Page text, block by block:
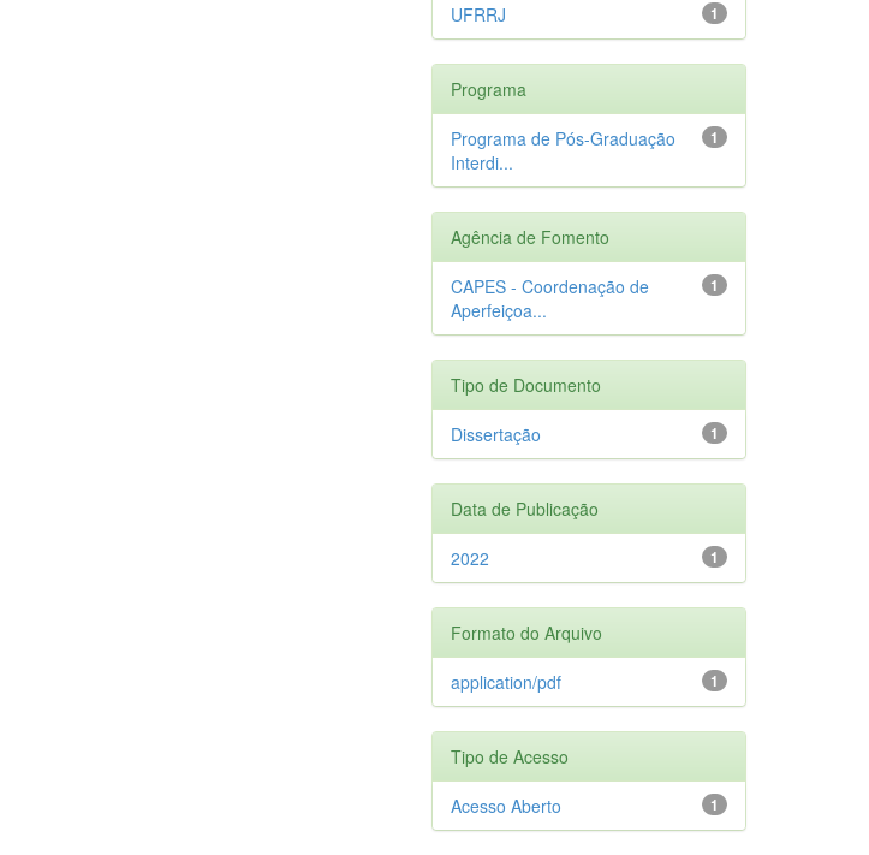
1
UFRRJ
Programa
1
Programa de Pós-Graduação
Interdi...
Agência de Fomento
1
CAPES - Coordenação de
Aperfeiçoa...
Tipo de Documento
1
Dissertação
Data de Publicação
1
2022
Formato do Arquivo
1
application/pdf
Tipo de Acesso
1
Acesso Aberto